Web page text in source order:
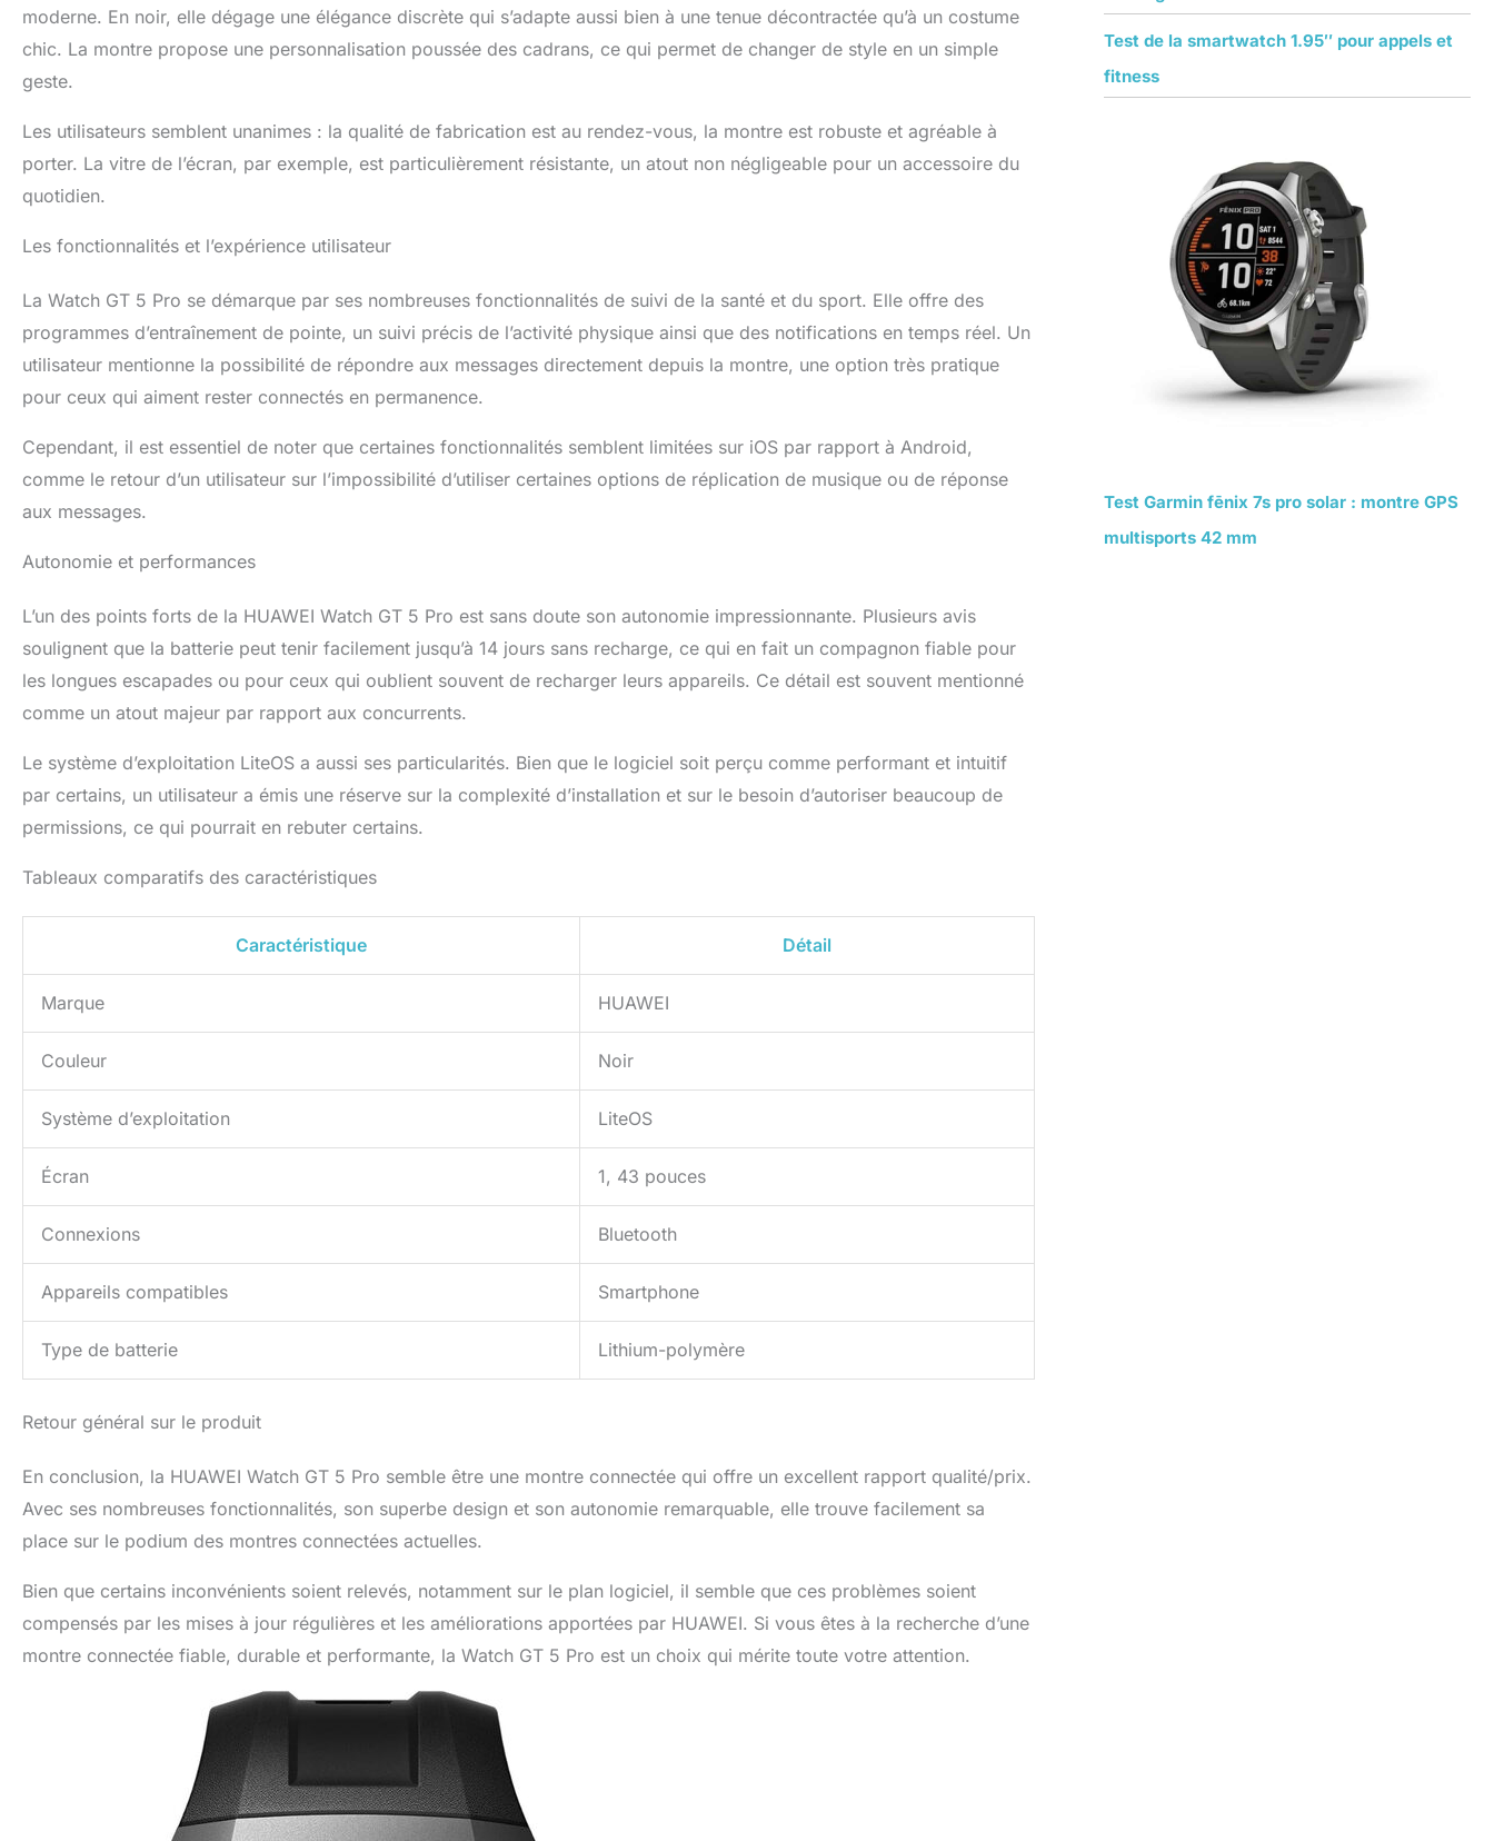
débutant à avancé, des méditations guidées, un plan de remise en forme et des
moderne. En noir, elle dégage une élégance discrète qui s’adapte aussi bien à une tenue décontractée qu’à un costume
chic. La montre propose une personnalisation poussée des cadrans, ce qui permet de changer de style en un simple
geste.
Les utilisateurs semblent unanimes : la qualité de fabrication est au rendez-vous, la montre est robuste et agréable à
porter. La vitre de l’écran, par exemple, est particulièrement résistante, un atout non négligeable pour un accessoire du
quotidien.
Les fonctionnalités et l’expérience utilisateur
La Watch GT 5 Pro se démarque par ses nombreuses fonctionnalités de suivi de la santé et du sport. Elle offre des
programmes d’entraînement de pointe, un suivi précis de l’activité physique ainsi que des notifications en temps réel. Un
utilisateur mentionne la possibilité de répondre aux messages directement depuis la montre, une option très pratique
pour ceux qui aiment rester connectés en permanence.
Cependant, il est essentiel de noter que certaines fonctionnalités semblent limitées sur iOS par rapport à Android,
comme le retour d’un utilisateur sur l’impossibilité d’utiliser certaines options de réplication de musique ou de réponse
aux messages.
Autonomie et performances
L’un des points forts de la HUAWEI Watch GT 5 Pro est sans doute son autonomie impressionnante. Plusieurs avis
soulignent que la batterie peut tenir facilement jusqu’à 14 jours sans recharge, ce qui en fait un compagnon fiable pour
les longues escapades ou pour ceux qui oublient souvent de recharger leurs appareils. Ce détail est souvent mentionné
comme un atout majeur par rapport aux concurrents.
Le système d’exploitation LiteOS a aussi ses particularités. Bien que le logiciel soit perçu comme performant et intuitif
par certains, un utilisateur a émis une réserve sur la complexité d’installation et sur le besoin d’autoriser beaucoup de
permissions, ce qui pourrait en rebuter certains.
Tableaux comparatifs des caractéristiques
Caractéristique Détail
Marque HUAWEI
Couleur Noir
Système d’exploitation LiteOS
Écran 1, 43 pouces
Connexions Bluetooth
Appareils compatibles Smartphone
Type de batterie Lithium-polymère
Retour général sur le produit
En conclusion, la HUAWEI Watch GT 5 Pro semble être une montre connectée qui offre un excellent rapport qualité/prix.
Avec ses nombreuses fonctionnalités, son superbe design et son autonomie remarquable, elle trouve facilement sa
place sur le podium des montres connectées actuelles.
Bien que certains inconvénients soient relevés, notamment sur le plan logiciel, il semble que ces problèmes soient
compensés par les mises à jour régulières et les améliorations apportées par HUAWEI. Si vous êtes à la recherche d’une
montre connectée fiable, durable et performante, la Watch GT 5 Pro est un choix qui mérite toute votre attention.
Test de la smartwatch 1.95″ pour appels et
fitness
Test Garmin fēnix 7s pro solar : montre GPS
multisports 42 mm